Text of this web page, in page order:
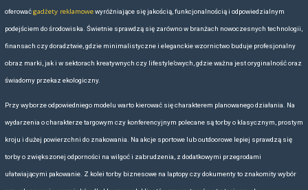
jak i prezenty dla partnerów biznesowych. Ich uniwersalny charakter
Współpraca z Lefrik pozwala na stworzenie dedykowanych serii z
czyni ofertę niezwykle elastyczną i skrojoną pod potrzeby konkretnej
jakość i zrównoważony rozwój zyskują na znaczeniu, Lefrik jawi się
budować wartościowe relacje i autentyczny wizerunek.